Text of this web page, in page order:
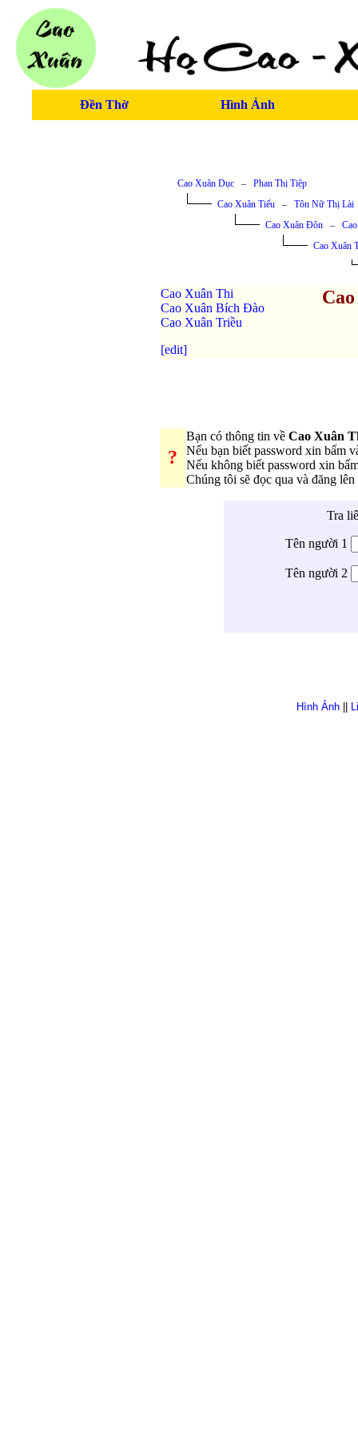
Đền Thờ Hình Ảnh
Cao Xuân Dục – Phan Thị Tiệp
Cao Xuân Tiếu – Tôn Nữ Thị Lài
Cao Xuân Đôn –
Cao Xuân
Cao Xuân Thi
Cao Xuân Bích Đào
Cao Xuân Triều
[edit]
?
Bạn có thông tin về Cao Xuân
Nếu bạn biết password xin bấm
Nếu không biết password xin
Chúng tôi sẽ đọc qua và đăng
Tra
Tên người 1
Tên người 2
Hình Ảnh